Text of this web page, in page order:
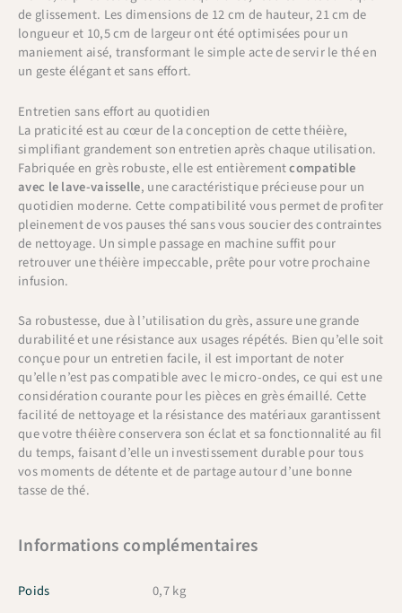
de glissement. Les dimensions de 12 cm de hauteur, 21 cm de
longueur et 10,5 cm de largeur ont été optimisées pour un
maniement aisé, transformant le simple acte de servir le thé en
un geste élégant et sans effort.
Entretien sans effort au quotidien
La praticité est au cœur de la conception de cette théière,
simplifiant grandement son entretien après chaque utilisation.
Fabriquée en grès robuste, elle est entièrementcompatible
avec le lave-vaisselle, une caractéristique précieuse pour un
quotidien moderne. Cette compatibilité vous permet de profiter
pleinement de vos pauses thé sans vous soucier des contraintes
de nettoyage. Un simple passage en machine suffit pour
retrouver une théière impeccable, prête pour votre prochaine
infusion.
Sa robustesse, due à l’utilisation du grès, assure une grande
durabilité et une résistance aux usages répétés. Bien qu’elle soit
conçue pour un entretien facile, il est important de noter
qu’elle n’est pas compatible avec le micro-ondes, ce qui est une
considération courante pour les pièces en grès émaillé. Cette
facilité de nettoyage et la résistance des matériaux garantissent
que votre théière conservera son éclat et sa fonctionnalité au fil
du temps, faisant d’elle un investissement durable pour tous
vos moments de détente et de partage autour d’une bonne
tasse de thé.
Informations complémentaires
Poids
0,7 kg